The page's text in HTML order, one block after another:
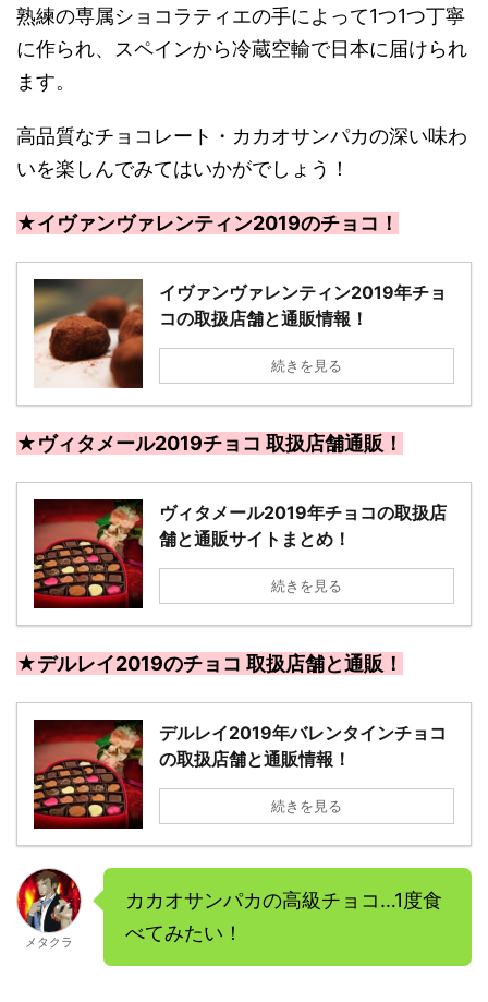
熟練の専属ショコラティエの手によって1つ1つ丁寧
に作られ、スペインから冷蔵空輸で日本に届けられ
ます。
高品質なチョコレート・カカオサンパカの深い味わ
いを楽しんでみてはいかがでしょう！
★イヴァンヴァレンティン2019のチョコ！
イヴァンヴァレンティン2019年チョ
コの取扱店舗と通販情報！
続きを見る
★ヴィタメール2019チョコ 取扱店舗通販！
ヴィタメール2019年チョコの取扱店
舗と通販サイトまとめ！
続きを見る
★デルレイ2019のチョコ 取扱店舗と通販！
デルレイ2019年バレンタインチョコ
の取扱店舗と通販情報！
続きを見る
メタクラ
カカオサンパカの高級チョコ…1度食
べてみたい！